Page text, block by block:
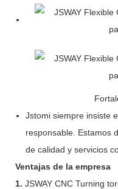
Jstomi siempre insiste
responsable. Estamos
de calidad y servicios
Ventajas de la empresa
1. JSWAY CNC Turning